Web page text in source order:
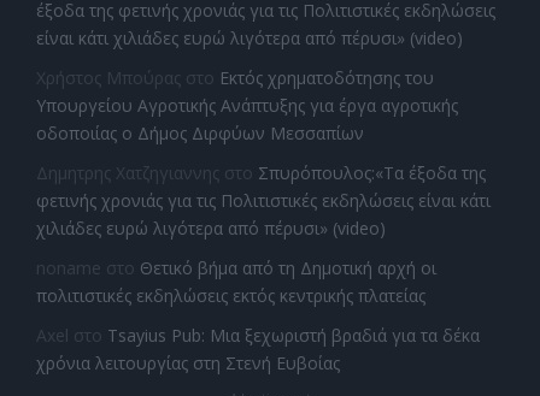
έξοδα της φετινής χρονιάς για τις Πολιτιστικές εκδηλώσεις
είναι κάτι χιλιάδες ευρώ λιγότερα από πέρυσι» (video)
Χρήστος Μπούρας στο Εκτός χρηματοδότησης του
Υπουργείου Αγροτικής Ανάπτυξης για έργα αγροτικής
οδοποιίας ο Δήμος Διρφύων Μεσσαπίων
Δημητρης Χατζηγιαννης στο Σπυρόπουλος:«Τα έξοδα της
φετινής χρονιάς για τις Πολιτιστικές εκδηλώσεις είναι κάτι
χιλιάδες ευρώ λιγότερα από πέρυσι» (video)
noname στο Θετικό βήμα από τη Δημοτική αρχή οι
πολιτιστικές εκδηλώσεις εκτός κεντρικής πλατείας
Axel στο Tsayius Pub: Μια ξεχωριστή βραδιά για τα δέκα
χρόνια λειτουργίας στη Στενή Ευβοίας